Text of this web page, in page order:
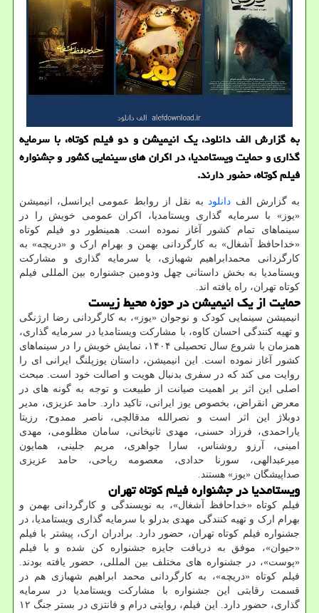
به گزارش الف دانلود، یک انیمیشن و دو فیلم کوتاه، با سرمایه
گذاری و حمایت ویستامدیا، در اکران های سینمایی کشور و جشنواره
فیلم کوتاه، حضور دارند.
به گزارش الف دانلودبه نقل از روابط عمومی ایرانسل، انیمیشن
«یوز» با سرمایه گذاری ویستامدیا، اکران عمومی خویش را در
سینماهای تمام کشور آغاز نموده است. همینطور دو فیلم کوتاه
«خداحافظ آشغال» به کارگردانی بهمن و بهرام ارک و «دریچه» به
کارگردانی محمدابراهیم شهبازی، با سرمایه گذاری و مشارکت
ویستامدیا به بخش داستانی چهل ودومین جشنواره بین المللی فیلم
کوتاه تهران، راه یافته اند.
حمایت از یک انیمیشن در حوزه محیط زیست
انیمیشن سینمایی کودک و نوجوان «یوز»، به کارگردانی رضا ارژنگی
و تهیه کنندگی احسان کاوه، با مشارکت ویستامدیا در سرمایه گذاری،
همزمان با شروع سال تحصیلی ۱۴۰۴، نمایش خویش را در سینماهای
کشور آغاز نموده است. این انیمیشن، داستان یوزپلنگ ایرانی ای را
روایت می کند که در سفری بدنبال هویت و اصالت خود است. مبحث
اصلی این اثر بر اهمیت صیانت از طبیعت و توجه به گونه های در
معرض انقراض، بخصوص یوز ایرانی، تاکید دارد. حامد عزیزی، مدیر
دوبلاژ این اثر است و نصرالله مدقالچی، ناصر ممدوح، رزیتا
یاراحمدی، فرزاد حسنی، مهدی ثانیخانی، سامان مظلومی، مهدی
امینی، آرزو روشناس، سارا جواهری، مریم جلینی، همایون
میرعبدالهی، سورنا حدادی، معصومه ریاحی، حامد عزیزی
صداپیشگان «یوز» هستند.
ویستامدیا در جشنواره فیلم کوتاه تهران
فیلم کوتاه «خداحافظ آشغال»، به نویسندگی و کارگردانی بهمن و
بهرام ارک و تهیه کنندگی مهدی بدرلو با سرمایه گذاری ویستامدیا، در
جشنواره فیلم کوتاه تهران، حضور دارد. برادران ارک، پیشتر با فیلم
«حیوان»، موفق به دریافت جایزه جشنواره کن شده و با فیلم
«پوست»، در جشنواره های مختلف بین المللی، حضور یافته بودند.
فیلم کوتاه «دریچه»، به کارگردانی محمد ابراهیم شهبازی هم در
قسمت رقابتی این جشنواره با مشارکت ویستامدیا در سرمایه
گذاری، حضور دارد. این فیلم، روایتی درام و فانتزی در بستر جنگ ۱۲